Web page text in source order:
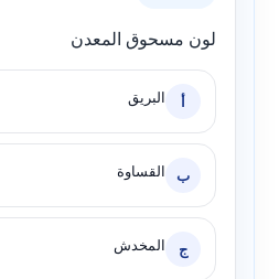
لون مسحوق المعدن
أ البريق
ب القساوة
ج المخدش